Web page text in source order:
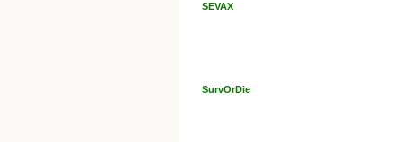
SEVAX
SurvOrDie